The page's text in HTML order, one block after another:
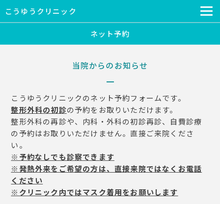
こうゆうクリニック
ネット予約
当院からのお知らせ
こうゆうクリニックのネット予約フォームです。
整形外科の初診の予約をお取りいただけます。
整形外科の再診や、内科・外科の初診再診、自費診療
の予約はお取りいただけません。直接ご来院くださ
い。
※予約なしでも診察できます
※発熱外来をご希望の方は、直接来院ではなくお電話
ください
※クリニック内ではマスク着用をお願いします